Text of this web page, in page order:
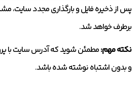
پس از ذخیره فایل و بارگذاری مجدد سایت،
برطرف خواهد شد.
نکته مهم:
و بدون اشتباه نوشته شده باشد.